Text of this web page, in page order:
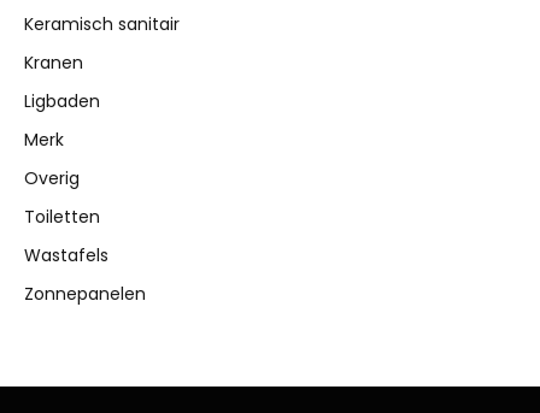
Keramisch sanitair
Kranen
Ligbaden
Merk
Overig
Toiletten
Wastafels
Zonnepanelen